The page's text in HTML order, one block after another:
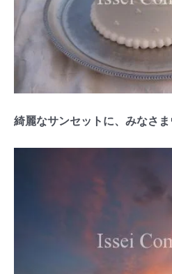
綺麗なサンセットに、みなさま